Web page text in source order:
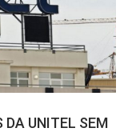
DA UNITEL SEM